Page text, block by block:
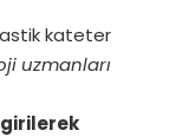
kateter
uzmanları